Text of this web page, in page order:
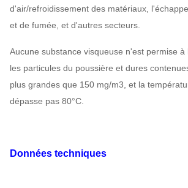
d'air/refroidissement des matériaux,
et de fumée, et d'autres secteurs.
Aucune substance visqueuse n'est permise
les particules du poussière et dures
plus grandes que 150 mg/m3, et la
dépasse pas 80°C.
Données techniques